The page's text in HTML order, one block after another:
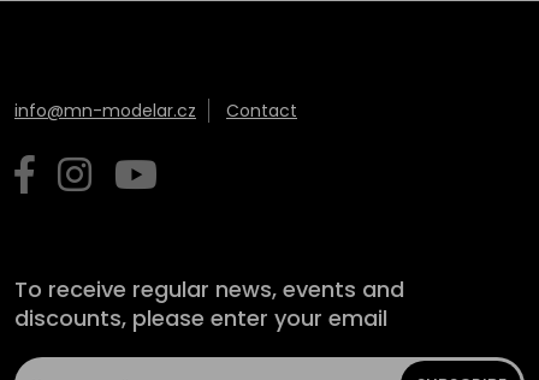
info@mn-modelar.cz Contact
To receive regular news, events and
discounts, please enter your email